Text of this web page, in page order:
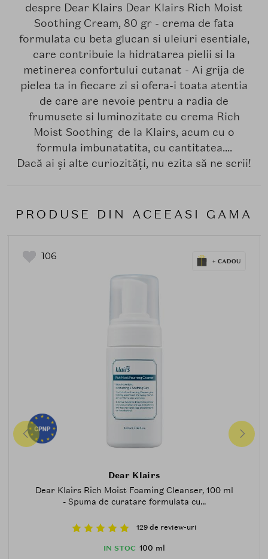
despre Dear Klairs Dear Klairs Rich Moist
Soothing Cream, 80 gr - crema de fata
formulata cu beta glucan si uleiuri esentiale,
care contribuie la hidratarea pielii si la
metinerea confortului cutanat - Ai grija de
pielea ta in fiecare zi si ofera-i toata atentia
de care are nevoie pentru a radia de
frumusete si luminozitate cu crema Rich
Moist Soothing de la Klairs, acum cu o
formula imbunatatita, cu cantitatea....
Dacă ai și alte curiozități, nu ezita să ne scrii!
PRODUSE DIN ACEEASI GAMA
106
Dear Klairs
Dear Klairs Rich Moist Foaming Cleanser, 100 ml
- Spuma de curatare formulata cu...
129 de review-uri
IN STOC 100 ml